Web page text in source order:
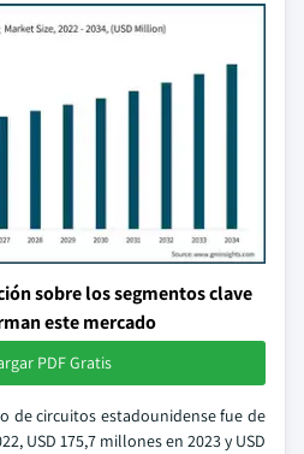
sobre los segmentos clave
este mercado
PDF Gratis
de circuitos estadounidense fue de
USD 175,7 millones en 2023 y USD